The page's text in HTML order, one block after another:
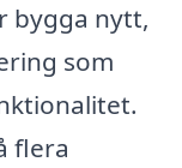
bygga nytt,
som
flera